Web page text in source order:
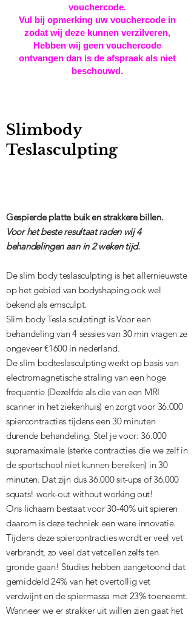
vouchercode.
Vul bij opmerking uw vouchercode in
zodat wij deze kunnen verzilveren,
Hebben wij geen vouchercode
ontvangen dan is de afspraak als niet
beschouwd.
Slimbody
Teslasculpting
Gespierde platte buik en strakkere billen.
Voor het beste resultaat raden wij 4
behandelingen aan in 2 weken tijd.
De slim body teslasculpting is het allernieuwste
op het gebied van bodyshaping.ook wel
bekend als emsculpt.
Slim body Tesla sculptingt is Voor een
behandeling van 4 sessies van 30 min vragen ze
ongeveer €1600 in nederland.
De slim bodteslasculpting werkt op basis van
electromagnetische straling van een hoge
frequentie (Dezelfde als die van een MRI
scanner in het ziekenhuis) en zorgt voor 36.000
spiercontracties tijdens een 30 minuten
durende behandeling. Stel je voor: 36.000
supramaximale (sterke contracties die we zelf in
de sportschool niet kunnen bereiken) in 30
minuten. Dat zijn dus 36.000 sit-ups of 36.000
squats! work-out without working out!
Ons lichaam bestaat voor 30-40% uit spieren
daarom is deze techniek een ware innovatie.
Tijdens deze spiercontracties wordt er veel vet
verbrandt, zo veel dat vetcellen zelfs ten
gronde gaan! Studies hebben aangetoond dat
gemiddeld 24% van het overtollig vet
verdwijnt en de spiermassa met 23% toeneemt.
Wanneer we er strakker uit willen zien gaat het